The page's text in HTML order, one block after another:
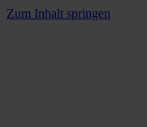
Zum Inhalt springen